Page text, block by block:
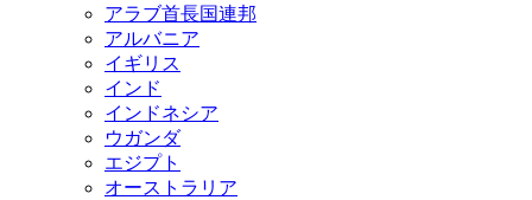
アラブ首長国連邦
アルバニア
イギリス
インド
インドネシア
ウガンダ
エジプト
オーストラリア